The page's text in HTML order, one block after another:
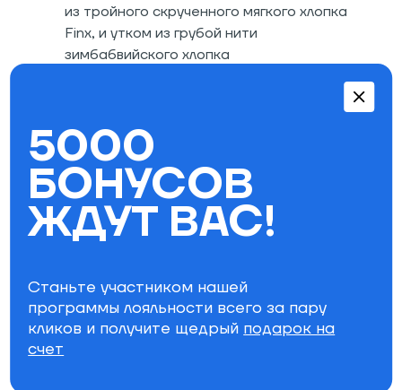
из тройного скрученного мягкого хлопка
Finx, и утком из грубой нити
зимбабвийского хлопка
Эластичные манжеты и нижний край
изделия
Сделано в Японии
Состав: 100% хлопок
Параметры фильтра
Утепление
Бренд
5000
БОНУСОВ
ЖДУТ ВАС!
Станьте участником нашей
программы лояльности всего за пару
кликов и получите щедрый подарок на
счет